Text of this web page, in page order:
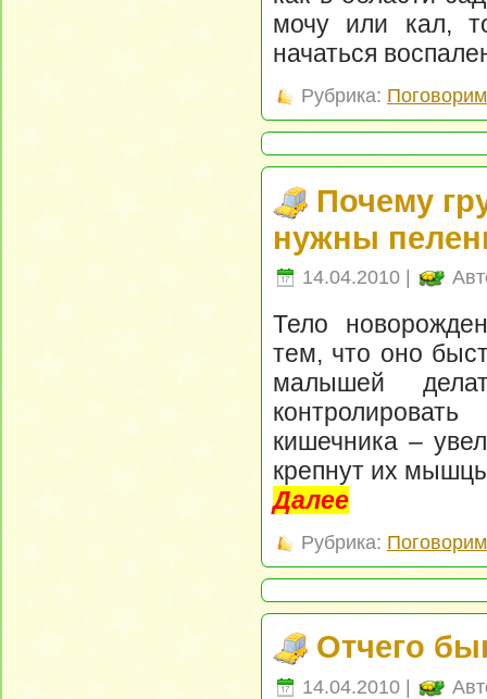
мочу или кал,
начаться
Рубрика:
Почему
нужны
14.04.2010 |
Тело
тем, что оно
малышей
кишечника –
крепнут их
Далее
Рубрика:
Отчего
14.04.2010 |